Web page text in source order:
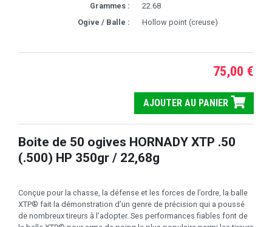
Grammes :
22.68
Ogive / Balle :
Hollow point (creuse)
75,00 €
AJOUTER AU PANIER
Boite de 50 ogives HORNADY XTP .50
(.500) HP 350gr / 22,68g
Conçue pour la chasse, la défense et les forces de l’ordre, la balle
XTP® fait la démonstration d’un genre de précision qui a poussé
de nombreux tireurs à l’adopter. Ses performances fiables font de